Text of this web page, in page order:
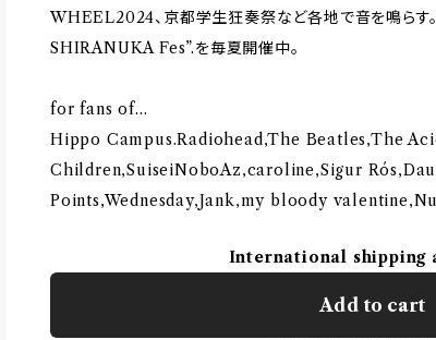
WHEEL2024、京都学生狂奏祭など各地で音を鳴らす
SHIRANUKA Fes”.を毎夏開催中。
for fans of…
Hippo Campus.Radiohead,The Beatles,The
Children,SuiseiNoboAz,caroline,Sigur
Points,Wednesday,Jank,my bloody
International shipping
Add to cart